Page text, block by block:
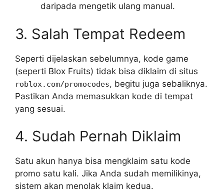
daripada mengetik ulang manual.
3. Salah Tempat Redeem
Seperti dijelaskan sebelumnya, kode game
(seperti Blox Fruits) tidak bisa diklaim di situs
roblox.com/promocodes, begitu juga sebaliknya.
Pastikan Anda memasukkan kode di tempat
yang sesuai.
4. Sudah Pernah Diklaim
Satu akun hanya bisa mengklaim satu kode
promo satu kali. Jika Anda sudah memilikinya,
sistem akan menolak klaim kedua.